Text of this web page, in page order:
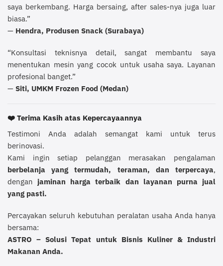
saya berkembang. Harga bersaing, after sales-nya juga luar
biasa.”
— Hendra, Produsen Snack (Surabaya)
“Konsultasi teknisnya detail, sangat membantu saya
menentukan mesin yang cocok untuk usaha saya. Layanan
profesional banget.”
— Siti, UMKM Frozen Food (Medan)
❤️ Terima Kasih atas Kepercayaannya
Testimoni Anda adalah semangat kami untuk terus
berinovasi.
Kami ingin setiap pelanggan merasakan pengalaman
berbelanja yang termudah, teraman, dan terpercaya,
dengan jaminan harga terbaik dan layanan purna jual
yang pasti.
Percayakan seluruh kebutuhan peralatan usaha Anda hanya
bersama:
ASTRO – Solusi Tepat untuk Bisnis Kuliner & Industri
Makanan Anda.